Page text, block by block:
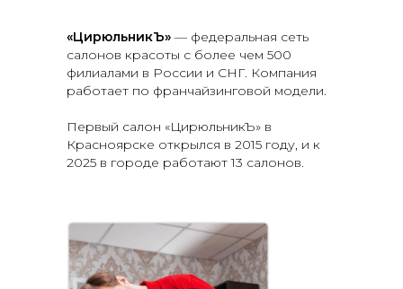
«ЦирюльникЪ» — федеральная сеть
салонов красоты с более чем 500
филиалами в России и СНГ. Компания
работает по франчайзинговой модели.
Первый салон «ЦирюльникЪ» в
Красноярске открылся в 2015 году, и к
2025 в городе работают 13 салонов.